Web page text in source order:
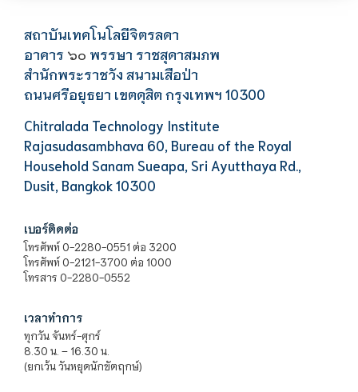
สถาบันเทคโนโลยีจิตรลดา
อาคาร ๖๐ พรรษา ราชสุดาสมภพ
สำนักพระราชวัง สนามเสือป่า
ถนนศรีอยุธยา เขตดุสิต กรุงเทพฯ 10300
Chitralada Technology Institute
Rajasudasambhava 60, Bureau of the Royal
Household Sanam Sueapa, Sri Ayutthaya Rd.,
Dusit, Bangkok 10300
เบอร์ติดต่อ
โทรศัพท์ 0-2280-0551 ต่อ 3200
โทรศัพท์ 0-2121-3700 ต่อ 1000
โทรสาร 0-2280-0552
เวลาทำการ
ทุกวัน จันทร์-ศุกร์
8.30 น. – 16.30 น.
(ยกเว้น วันหยุดนักขัตฤกษ์)